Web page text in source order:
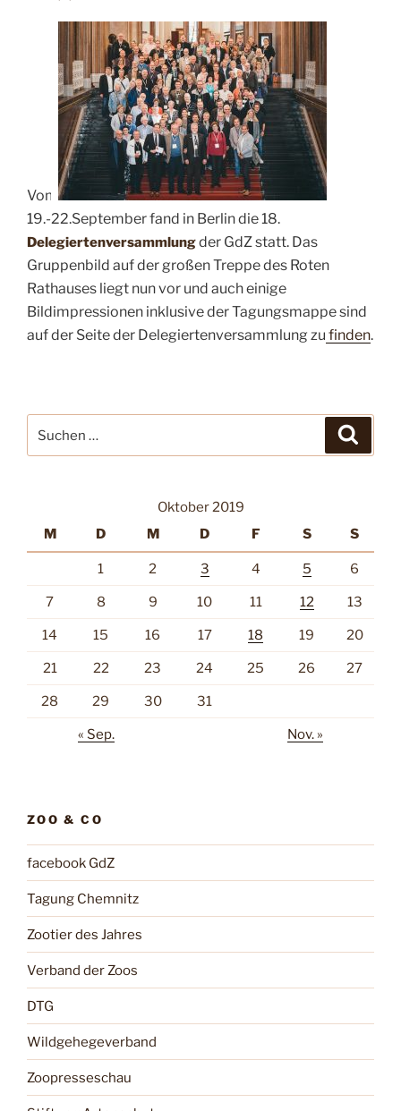
Vom
19.-22.September fand in Berlin die 18.
Delegiertenversammlungder GdZ statt. Das
Gruppenbild auf der großen Treppe des Roten
Rathauses liegt nun vor und auch einige
Bildimpressionen inklusive der Tagungsmappe sind
auf der Seite der Delegiertenversammlung zu finden.
nach:
Oktober 2019
M
D M D F S S
1 2 3 4 5 6
7 8 9 10 11 12 13
14 15 16 17 18 19 20
21 22 23 24 25 26 27
28 29 30 31
« Sep. Nov. »
ZOO & CO
facebook GdZ
Tagung Chemnitz
Zootier des Jahres
Verband der Zoos
DTG
Wildgehegeverband
Zoopresseschau